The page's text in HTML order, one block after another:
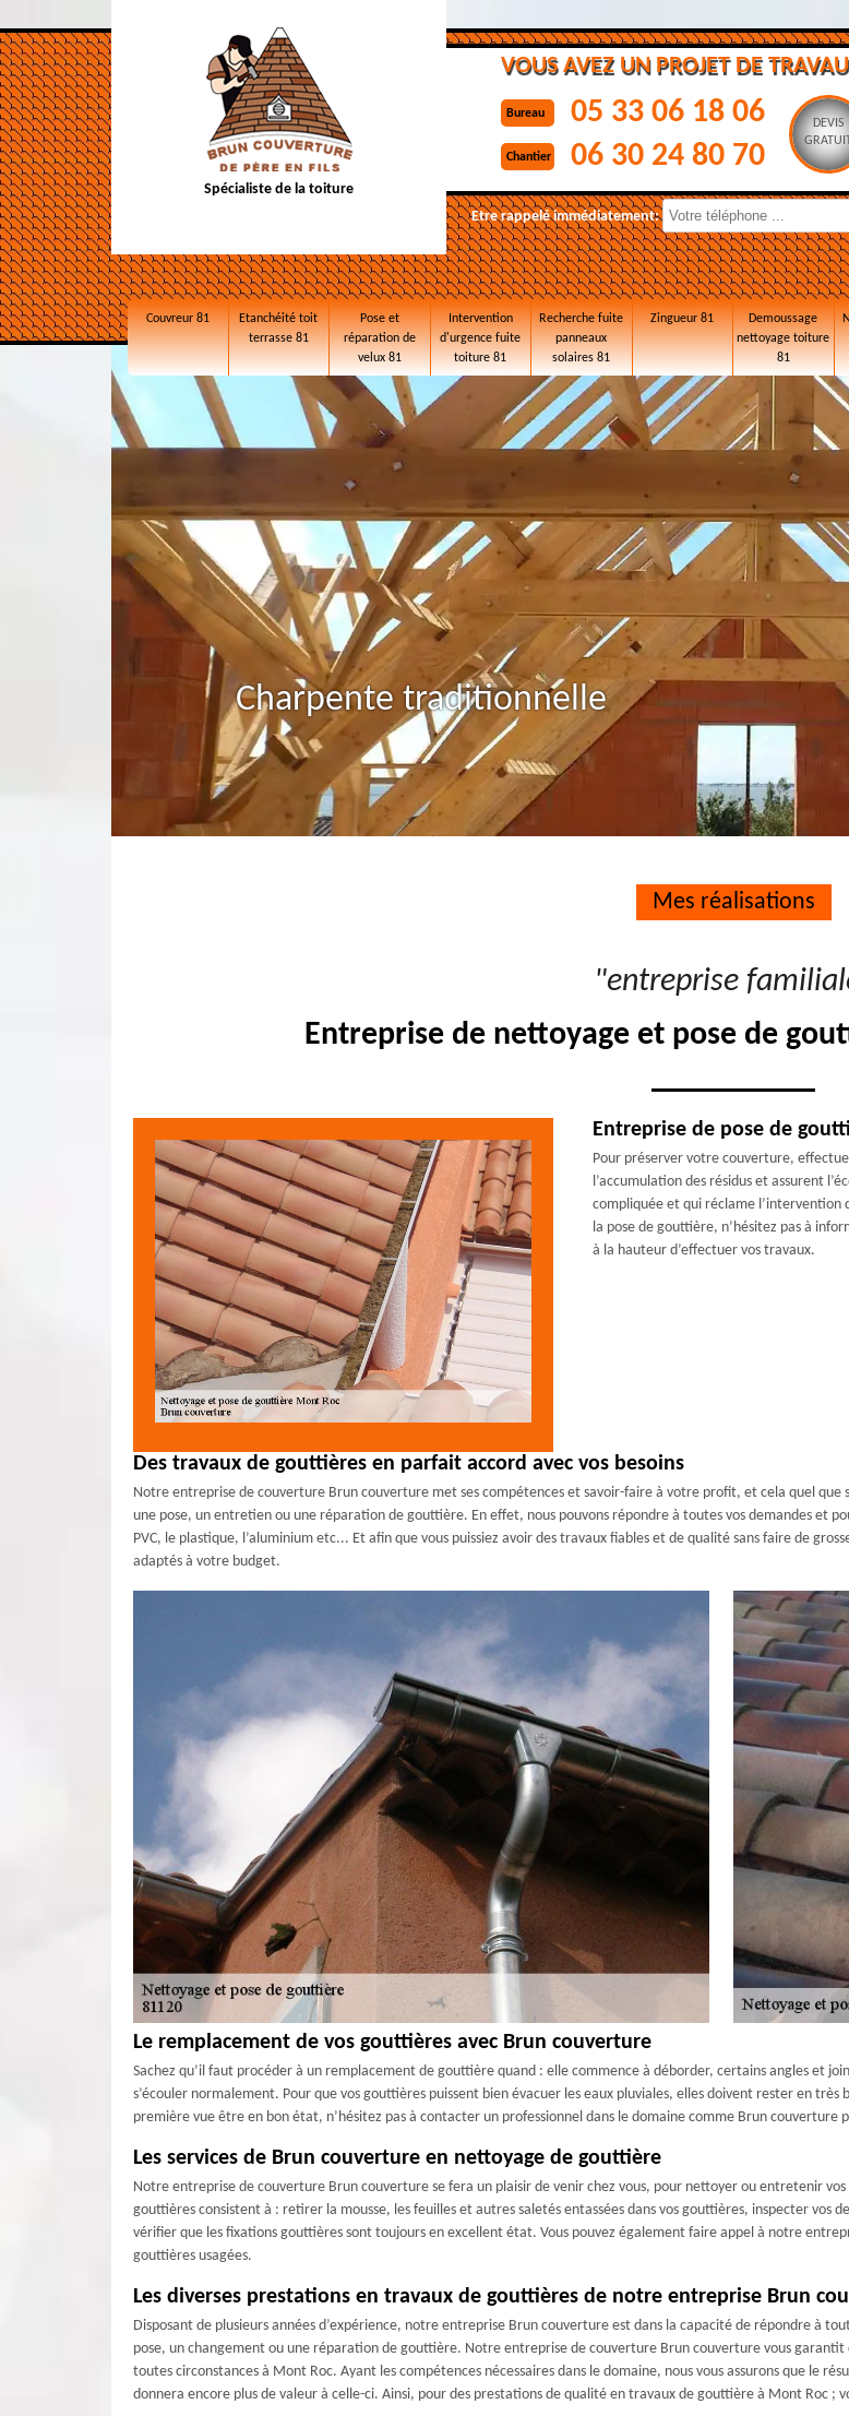
Spécialiste de la toiture
VOUS AVEZ UN PROJET DE
Bureau 05 33 06 18 06
Chantier 06 30 24 80 70
DEVIS
Etre rappelé immédiatement:
Couvreur 81
Etanchéité toit
terrasse 81
Pose et
réparation de
velux 81
Intervention
d'urgence fuite
toiture 81
Recherche fuite
panneaux
solaires 81
Zingueur 81
Demoussage
nettoyage toiture
81
Charpente traditionnelle
Mes réalisations
"entreprise
Entreprise de nettoyage et pose de
Entreprise de pose de
Pour préserver votre couverture,
l’accumulation des résidus et assurent
compliquée et qui réclame l’intervention
la pose de gouttière, n’hésitez pas à
à la hauteur d’effectuer vos travaux.
Des travaux de gouttières en parfait accord avec vos besoins
Notre entreprise de couverture Brun couverture met ses compétences et savoir-faire à votre profit, et cela quel
une pose, un entretien ou une réparation de gouttière. En effet, nous pouvons répondre à toutes vos demandes et
PVC, le plastique, l’aluminium etc... Et afin que vous puissiez avoir des travaux fiables et de qualité sans faire de
adaptés à votre budget.
Le remplacement de vos gouttières avec Brun couverture
Sachez qu’il faut procéder à un remplacement de gouttière quand : elle commence à déborder, certains angles et
s’écouler normalement. Pour que vos gouttières puissent bien évacuer les eaux pluviales, elles doivent rester en
première vue être en bon état, n’hésitez pas à contacter un professionnel dans le domaine comme Brun
Les services de Brun couverture en nettoyage de gouttière
Notre entreprise de couverture Brun couverture se fera un plaisir de venir chez vous, pour nettoyer ou entretenir
gouttières consistent à : retirer la mousse, les feuilles et autres saletés entassées dans vos gouttières, inspecter vos
vérifier que les fixations gouttières sont toujours en excellent état. Vous pouvez également faire appel à notre
gouttières usagées.
Les diverses prestations en travaux de gouttières de notre entreprise Brun
Disposant de plusieurs années d’expérience, notre entreprise Brun couverture est dans la capacité de répondre à
pose, un changement ou une réparation de gouttière. Notre entreprise de couverture Brun couverture vous
toutes circonstances à Mont Roc. Ayant les compétences nécessaires dans le domaine, nous vous assurons que le
donnera encore plus de valeur à celle-ci. Ainsi, pour des prestations de qualité en travaux de gouttière à Mont Roc